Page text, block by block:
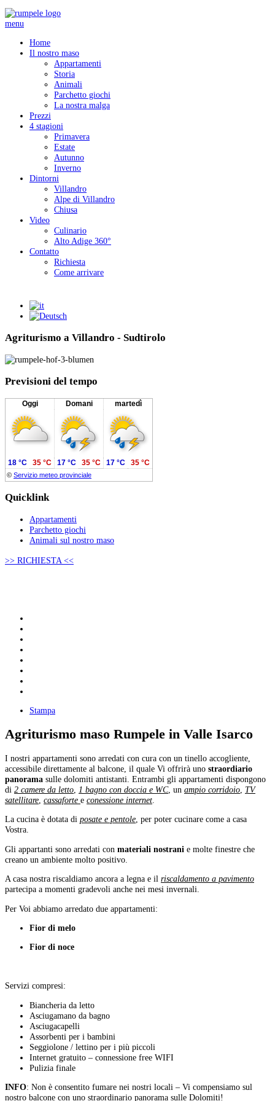
menu
Home
Il nostro maso
Appartamenti
Storia
Animali
Parchetto giochi
La nostra malga
Prezzi
4 stagioni
Primavera
Estate
Autunno
Inverno
Dintorni
Villandro
Alpe di Villandro
Chiusa
Video
Culinario
Alto Adige 360°
Contatto
Richiesta
Come arrivare
Agriturismo a Villandro - Sudtirolo
Previsioni del tempo
Oggi Domani martedì
© Servizio meteo provinciale
18 °C 35 °C 17 °C 35 °C 17 °C 35 °C
Quicklink
Appartamenti
Parchetto giochi
Animali sul nostro maso
>> RICHIESTA <<
Stampa
Agriturismo maso Rumpele in Valle Isarco
I nostri appartamenti sono arredati con cura con un tinello accogliente,
accessibile direttamente al balcone, il quale Vi offrirà uno straordiario
panorama sulle dolomiti antistanti. Entrambi gli appartamenti dispongono
di 2 camere da letto 1 bagno con doccia e WC, un ampio corridoio TV
satellitare cassaforte e conessione internet
La cucina è dotata di posate e pentole, per poter cucinare come a casa
Vostra.
Gli appartanti sono arredati con materiali nostrani e molte finestre che
creano un ambiente molto positivo.
A casa nostra riscaldiamo ancora a legna e il riscaldamento a pavimento
partecipa a momenti gradevoli anche nei mesi invernali.
Per Voi abbiamo arredato due appartamenti:
Fior di melo
Fior di noce
Servizi compresi:
Biancheria da letto
Asciugamano da bagno
Asciugacapelli
Assorbenti per i bambini
Seggiolone / lettino per i più piccoli
Internet gratuito – connessione free WIFI
Pulizia finale
INFO: Non è consentito fumare nei nostri locali – Vi compensiamo sul
nostro balcone con uno straordinario panorama sulle Dolomiti!